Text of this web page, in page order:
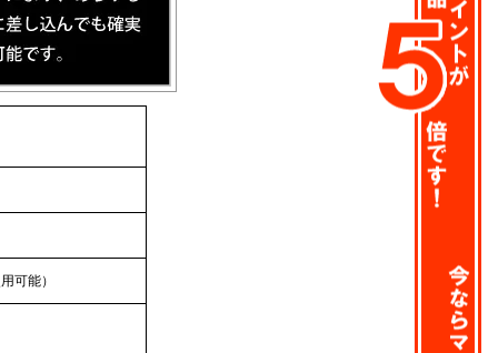
可能）